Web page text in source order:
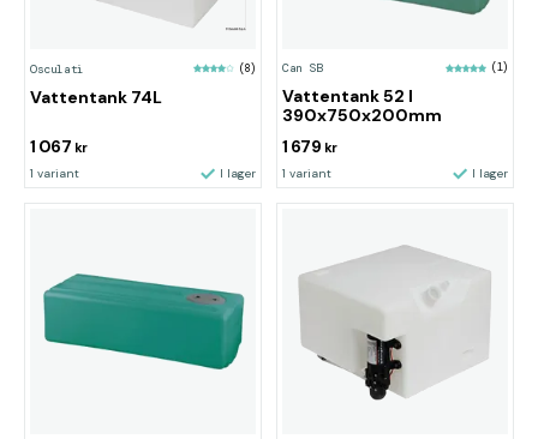
Osculati (8)
Vattentank 74L
1 067 kr
1 variant I lager
Can SB (1)
Vattentank 52 l
390x750x200mm
1 679 kr
1 variant I lager